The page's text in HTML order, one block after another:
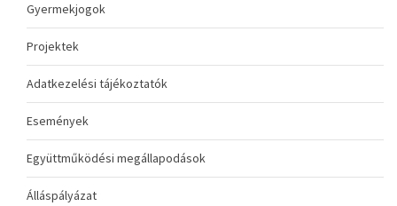
Gyermekjogok
Projektek
Adatkezelési tájékoztatók
Események
Együttműködési megállapodások
Álláspályázat